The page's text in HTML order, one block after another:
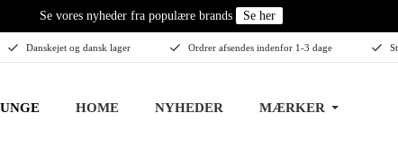
Se vores nyheder fra populære brands Se her
Danskejet og dansk lager Ordrer afsendes indenfor 1-3 dage
HOME NYHEDER MÆRKER